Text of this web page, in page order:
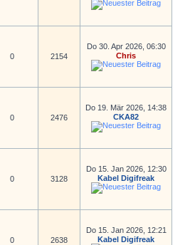
0 2154
Do 30. Apr 2026, 06:30
Chris
0 2476
Do 19. Mär 2026, 14:38
CKA82
0 3128
Do 15. Jan 2026, 12:30
Kabel Digifreak
0 2638
Do 15. Jan 2026, 12:21
Kabel Digifreak